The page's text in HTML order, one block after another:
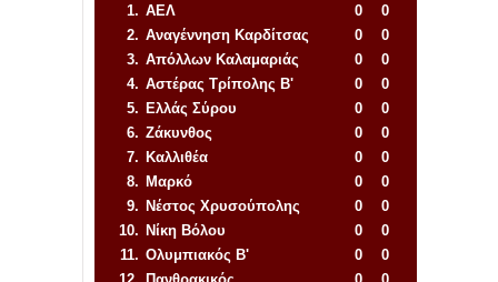
1. ΑΕΛ 0
0
2. Αναγέννηση Καρδίτσας 0
0
3. Απόλλων Καλαμαριάς 0
0
4. Αστέρας Τρίπολης Β' 0
0
5. Ελλάς Σύρου 0
0
6. Ζάκυνθος 0
0
7. Καλλιθέα 0
0
8. Μαρκό 0
0
9. Νέστος Χρυσούπολης 0
0
10. Νίκη Βόλου 0
0
11. Ολυμπιακός Β' 0
0